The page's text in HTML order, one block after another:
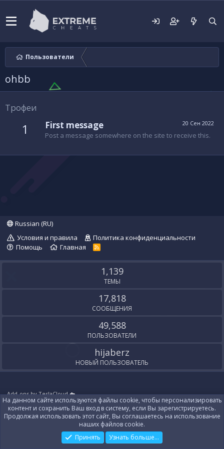
Пользователи
ohbb
Трофеи
1 20 Сен 2022
First message
Post a message somewhere on the site to receive this.
Russian (RU)
Условия и правила
Политика конфиденциальности
Помощь
Главная
R
S
1,139
ТЕМЫ
17,818
СООБЩЕНИЯ
49,588
ПОЛЬЗОВАТЕЛИ
hijaberz
НОВЫЙ ПОЛЬЗОВАТЕЛЬ
Add-ons by TeslaCloud ☁️
Локализация отXenForo.Info
Контакты
На данном сайте используются файлы cookie, чтобы персонализировать
контент и сохранить Ваш вход в систему, если Вы зарегистрируетесь.
Продолжая использовать этот сайт, Вы соглашаетесь на использование
наших файлов cookie.
Принять
Узнать больше...